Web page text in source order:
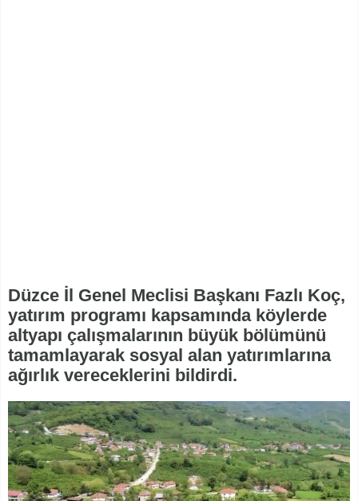
Düzce İl Genel Meclisi Başkanı Fazlı Koç,
yatırım programı kapsamında köylerde
altyapı çalışmalarının büyük bölümünü
tamamlayarak sosyal alan yatırımlarına
ağırlık vereceklerini bildirdi.